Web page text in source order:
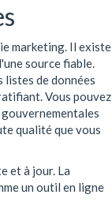
marketing. Il existe
source fiable.
listes de données
Vous pouvez
qualité que vous
et à jour. La
un outil en ligne